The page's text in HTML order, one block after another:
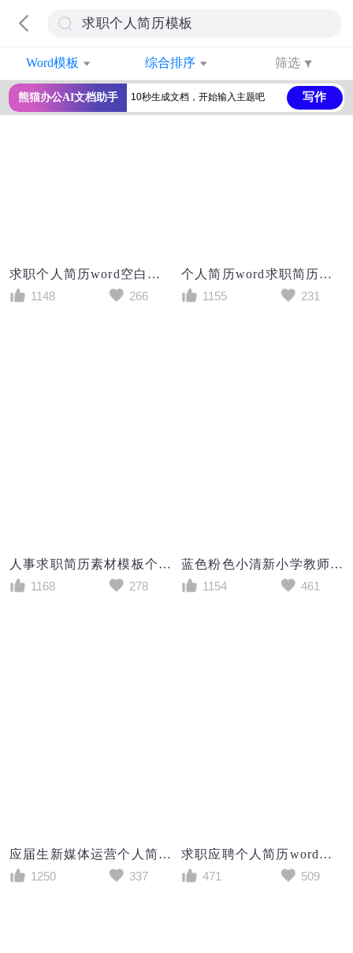
Word模板 综合排序 筛选
熊猫办公AI文档助手 写作
求职个人简历word空白简历模板
1148
266
个人简历word求职简历空白简历模板
1155
231
人事求职简历素材模板个人简历word简历
1168
278
蓝色粉色小清新小学教师求职成套个人简历Word模板
1154
461
应届生新媒体运营个人简历求职简历word简历模板
1250
337
求职应聘个人简历word空白简历模板
471
509